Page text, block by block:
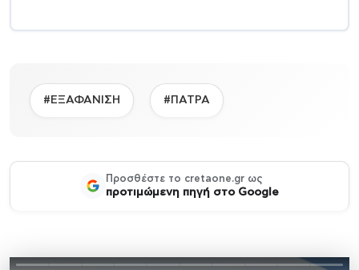
#ΕΞΑΦΑΝΙΣΗ #ΠΑΤΡΑ
Προσθέστε το cretaone.gr ως
προτιμώμενη πηγή στο Google